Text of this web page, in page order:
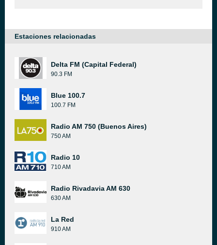
Estaciones relacionadas
Delta FM (Capital Federal)
90.3 FM
Blue 100.7
100.7 FM
Radio AM 750 (Buenos Aires)
750 AM
Radio 10
710 AM
Radio Rivadavia AM 630
630 AM
La Red
910 AM